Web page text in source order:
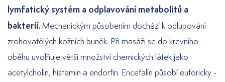
lymfatický systém a odplavování metabolitů a
bakterií.Mechanickým působením dochází k odlupování
zrohovatělých kožních buněk. Při masáži se do krevního
oběhu uvolňuje větší množství chemických látek jako
acetylcholin, histamin a endorfin. Encefalín působí euforicky -